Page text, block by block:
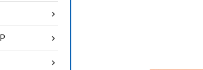


